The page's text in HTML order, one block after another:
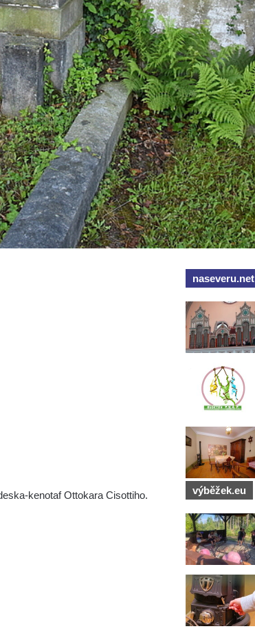
kenotaf Ottokara Cisottiho.
naseveru.net
výběžek.eu